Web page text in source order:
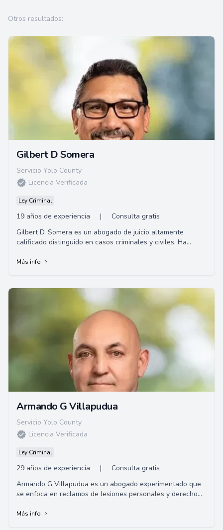
Otros resultados:
Gilbert D Somera
Servicio Yolo County
Licencia Verificada
Ley Criminal
19 años de experiencia |
Consulta gratis
Gilbert D. Somera es un abogado de juicio altamente
calificado distinguido en casos criminales y civiles. Ha
Más info
Armando G Villapudua
Servicio Yolo County
Licencia Verificada
Ley Criminal
29 años de experiencia |
Consulta gratis
Armando G Villapudua es un abogado experimentado que
se enfoca en reclamos de lesiones personales y derecho
Más info